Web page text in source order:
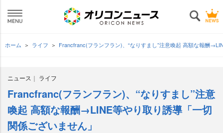
ホーム ライフ Francfranc(フランフラン)、“なりすまし”注意喚起 高額な報酬
ニュース ライフ
Francfranc(フランフラン)、“なりすまし”注意
喚起 高額な報酬→LINE等やり取り誘導「一切
関係ございません」